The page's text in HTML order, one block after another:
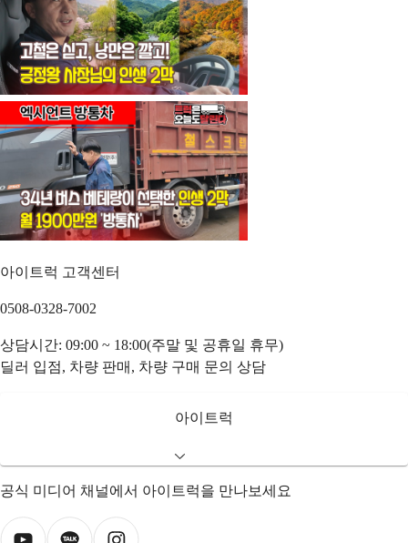
아이트럭 고객센터
0508-0328-7002
상담시간: 09:00 ~ 18:00(주말 및 공휴일 휴무)
딜러 입점, 차량 판매, 차량 구매 문의 상담
아이트럭
공식 미디어 채널에서 아이트럭을 만나보세요